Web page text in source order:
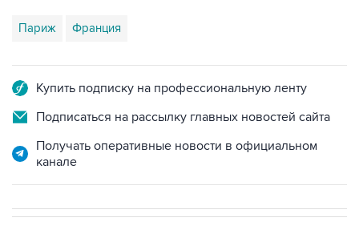
Париж Франция
Купить подписку на профессиональную ленту
Подписаться на рассылку главных новостей сайта
Получать оперативные новости в официальном
канале